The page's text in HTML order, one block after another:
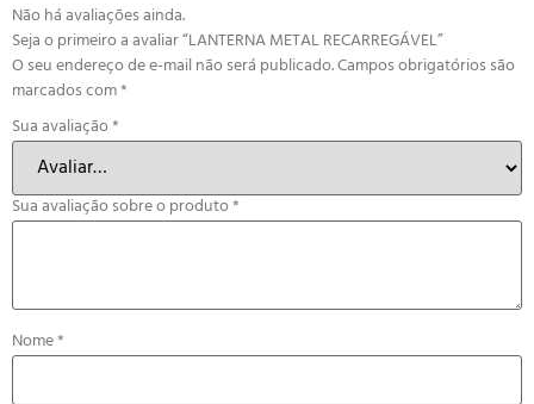
Não há avaliações ainda.
Seja o primeiro a avaliar “LANTERNA METAL RECARREGÁVEL”
O seu endereço de e-mail não será publicado.Campos obrigatórios são
marcados com*
Sua avaliação*
Sua avaliação sobre o produto*
Nome*